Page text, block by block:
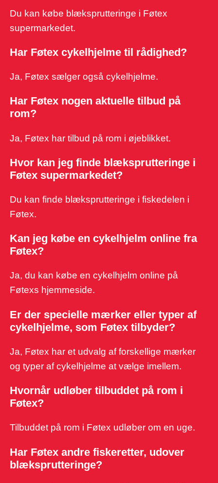
Du kan købe blæksprutteringe i Føtex
supermarkedet.
Har Føtex cykelhjelme til rådighed?
Ja, Føtex sælger også cykelhjelme.
Har Føtex nogen aktuelle tilbud på
rom?
Ja, Føtex har tilbud på rom i øjeblikket.
Hvor kan jeg finde blæksprutteringe i
Føtex supermarkedet?
Du kan finde blæksprutteringe i fiskedelen i
Føtex.
Kan jeg købe en cykelhjelm online fra
Føtex?
Ja, du kan købe en cykelhjelm online på
Føtexs hjemmeside.
Er der specielle mærker eller typer af
cykelhjelme, som Føtex tilbyder?
Ja, Føtex har et udvalg af forskellige mærker
og typer af cykelhjelme at vælge imellem.
Hvornår udløber tilbuddet på rom i
Føtex?
Tilbuddet på rom i Føtex udløber om en uge.
Har Føtex andre fiskeretter, udover
blæksprutteringe?